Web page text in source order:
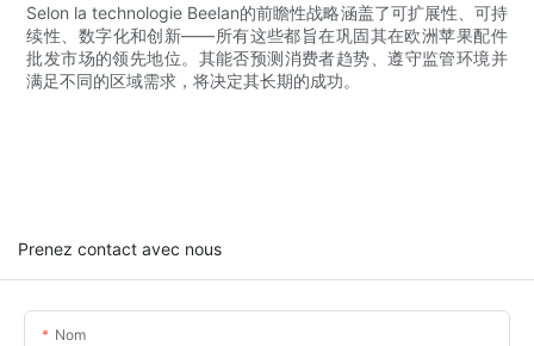
Selon la technologie Beelan的前瞻性战略涵盖了可扩展性、可持
续性、数字化和创新——所有这些都旨在巩固其在欧洲苹果配件
批发市场的领先地位。其能否预测消费者趋势、遵守监管环境并
满足不同的区域需求，将决定其长期的成功。
Prenez contact avec nous
Nom